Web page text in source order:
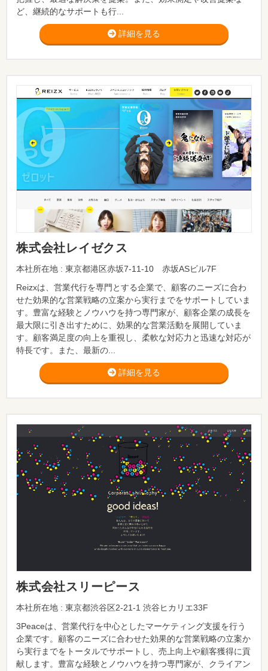
ど、継続的なサポートも行...
詳細を見る
株式会社レイゼクス
本社所在地 : 東京都港区赤坂7-11-10 赤坂ASビル7F
Reizxは、営業代行を専門とする企業で、顧客のニーズに合わ
せた効果的な営業戦略の立案から実行までをサポートしていま
す。豊富な経験とノウハウを持つ専門家が、顧客企業の成長を
最大限に引き出すために、効果的な営業活動を展開していま
す。顧客満足度の向上を重視し、柔軟な対応力と迅速な対応が
特長です。また、最新の...
詳細を見る
株式会社スリーピース
本社所在地 : 東京都渋谷区2-21-1 渋谷ヒカリエ33F
3Peaceは、営業代行を中心としたマーケティング支援を行う
企業です。顧客のニーズに合わせた効果的な営業戦略の立案か
ら実行までをトータルでサポートし、売上向上や顧客獲得に貢
献します。豊富な経験とノウハウを持つ専門家が、クライアン